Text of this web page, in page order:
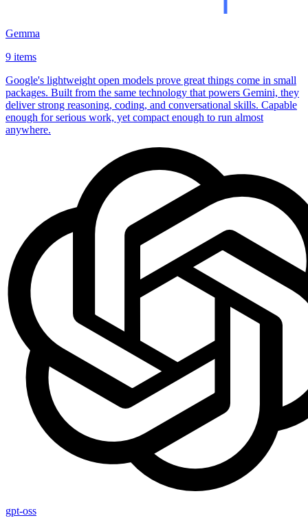
Gemma
9 items
Google's lightweight open models prove great things come in small
packages. Built from the same technology that powers Gemini, they
deliver strong reasoning, coding, and conversational skills. Capable
enough for serious work, yet compact enough to run almost
anywhere.
gpt-oss